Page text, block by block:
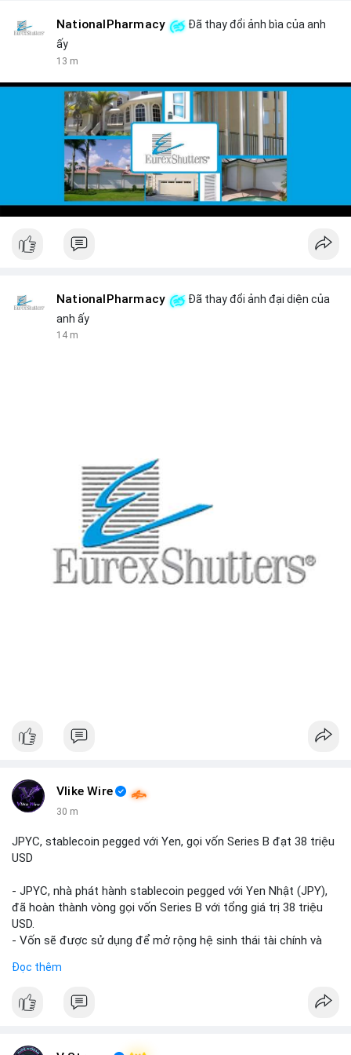
NationalPharmacy
Đã thay đổi ảnh bìa của anh
ấy
13 m
NationalPharmacy
Đã thay đổi ảnh đại diện của
anh ấy
14 m
Vlike Wire
30 m
JPYC, stablecoin pegged với Yen, gọi vốn Series B đạt 38 triệu
USD
- JPYC, nhà phát hành stablecoin pegged với Yen Nhật (JPY),
đã hoàn thành vòng gọi vốn Series B với tổng giá trị 38 triệu
USD.
- Vốn sẽ được sử dụng để mở rộng hệ sinh thái tài chính và
- Mục tiêu là tăng tốc độ przyjęcie của token yen-pegged
- Đây là bước tiến quan trọng trong việc phát triển stablecoin
Đọc thêm